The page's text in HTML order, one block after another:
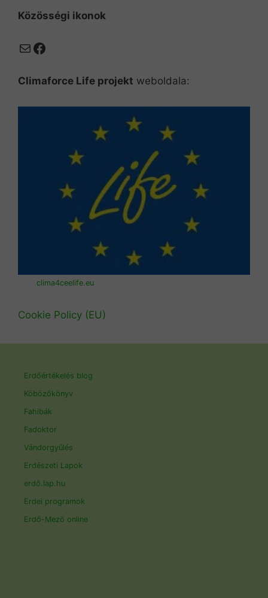
Közösségi ikonok
MailFacebook
Climaforce Life projekt weboldala:
clima4ceelife.eu
Cookie Policy (EU)
Erdőértékelés blog
Köbözőkönyv
Fahibák
Fadoktor
Vándorgyűlés
Erdészeti Lapok
erdő.lap.hu
Erdei programok
Erdő-Mező online